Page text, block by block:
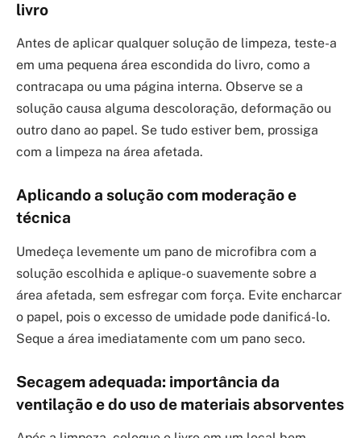
livro
Antes de aplicar qualquer solução de limpeza, teste-a
em uma pequena área escondida do livro, como a
contracapa ou uma página interna. Observe se a
solução causa alguma descoloração, deformação ou
outro dano ao papel. Se tudo estiver bem, prossiga
com a limpeza na área afetada.
Aplicando a solução com moderação e
técnica
Umedeça levemente um pano de microfibra com a
solução escolhida e aplique-o suavemente sobre a
área afetada, sem esfregar com força. Evite encharcar
o papel, pois o excesso de umidade pode danificá-lo.
Seque a área imediatamente com um pano seco.
Secagem adequada: importância da
ventilação e do uso de materiais absorventes